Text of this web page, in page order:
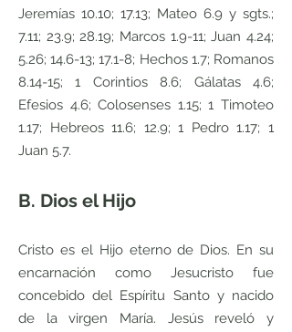
Jeremías 10.10; 17.13; Mateo 6.9 y sgts.;
7.11; 23.9; 28.19; Marcos 1.9-11; Juan 4.24;
5.26; 14.6-13; 17.1-8; Hechos 1.7; Romanos
8.14-15; 1 Corintios 8.6; Gálatas 4.6;
Efesios 4.6; Colosenses 1.15; 1 Timoteo
1.17; Hebreos 11.6; 12.9; 1 Pedro 1.17; 1
Juan 5.7.
B. Dios el Hijo
Cristo es el Hijo eterno de Dios. En su
encarnación como Jesucristo fue
concebido del Espíritu Santo y nacido
de la virgen María. Jesús reveló y